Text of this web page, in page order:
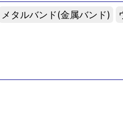
メタルバンド(金属バンド)